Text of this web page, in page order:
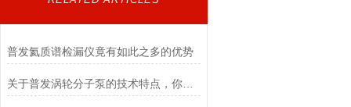
普发氦质谱检漏仪竟有如此之多的优势
关于普发涡轮分子泵的技术特点，你了解多少呢？